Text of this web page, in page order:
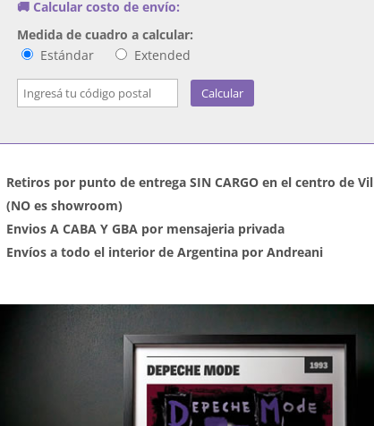
cantidad
🚚 Calcular costo de envío:
Medida de cuadro a calcular:
Estándar
Extended
Calcular
Retiros por punto de entrega SIN CARGO en el centro de
(NO es showroom)
Envios A CABA Y GBA por mensajeria privada
Envíos a todo el interior de Argentina por Andreani